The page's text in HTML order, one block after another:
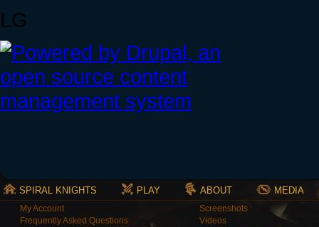
LG
SPIRAL KNIGHTS PLAY ABOUT MEDIA
My Account
Frequently Asked Questions
Screenshots
Videos